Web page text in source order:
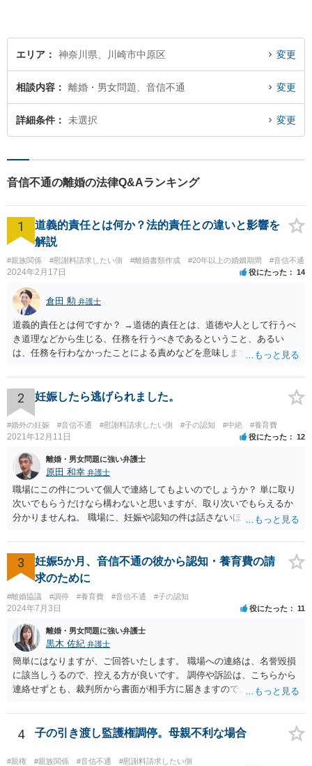
エリア 神奈川県、川崎市中原区 変更
相談内容 離婚・男女問題、音信不通 変更
詳細条件 未選択 変更
音信不通の離婚の法律Q&Aランキング
1
道義的責任とは何か？法的責任との違いと影響を
解説
#親族関係 #慰謝料請求したい側 #離婚書類作成 #20年以上の婚姻期間 #音信不通
2024年2月17日 役にたった 14
倉田 勲 弁護士
道義的責任とは何ですか？ →道徳的責任とは、道徳や人として行うべ
き道理などから生じる、任務を行うべきであるということ、あるい
は、任務を行わなかったことによる責めなどを意味します。 道義的責
則はありませんが、道義的責任を果たさないことで、他人からの信用
を無くす、不遇を受けるなどの一般的にはそのような事実上の不利益
が生じます。
2 妊娠したら逃げられました。
#婚外の妊娠 #音信不通 #慰謝料請求したい側 #子の認知 #中絶 #養育費
2021年12月11日 役にたった 12
離婚・男女問題に強い弁護士
原田 和幸 弁護士
職場にこの件について個人で連絡してもよいのでしょうか？ 単に取り
次いでもらうだけなら構わないと思いますが、取り次いでもらえるか
分かりませんね。 職場に、妊娠や認知の件は話さないほうがよいと思
難しいと思われれば、弁護士に入ってもらうことも検討されてくださ
い。 一度、お近くの弁護士に相談されてみてもよいと思います。
3
妊娠5か月、音信不通の彼から認知・養育費の請
求のために
#離婚協議 #調停 #養育費 #音信不通 #子の認知
2024年7月3日 役にたった 11
離婚・男女問題に強い弁護士
黒木 佐紀 弁護士
簡単にはなりますが、ご回答いたします。 職場への連絡は、名誉毀損
に該当しうるので、控える方が良いです。 調停や訴訟は、こちらから
連絡せずとも、裁判所から書面が相手方に届きますので、連絡不要で
いのであれば、調停や訴訟をするしかないかと思います。
4 子の引き渡し監護権調停。母親不利な場合
#親権 #親族関係 #音信不通 #慰謝料請求したい側